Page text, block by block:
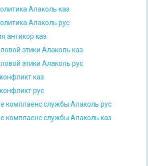
Алаколь каз
Алаколь рус
антикор каз
этики Алаколь каз
этики Алаколь рус
каз
рус
комплаенс службы Алаколь рус
комплаенс службы Алаколь каз